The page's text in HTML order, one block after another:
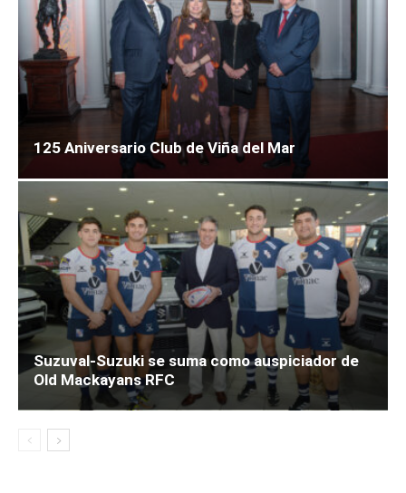
125 Aniversario Club de Viña del Mar
Suzuval-Suzuki se suma como auspiciador de
Old Mackayans RFC